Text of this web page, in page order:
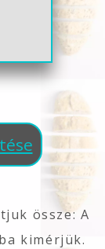
össze: A
kimérjük.